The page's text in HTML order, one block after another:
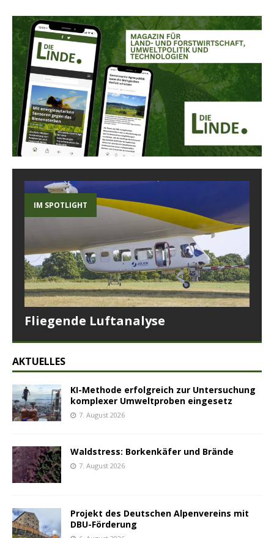
IM SPOTLIGHT
Fliegende Luftanalyse
AKTUELLES
KI-Methode erfolgreich zur Untersuchung
komplexer Umweltproben eingesetz
7. August 2026
Waldstress: Borkenkäfer und Brände
7. August 2026
Projekt des Deutschen Alpenvereins mit
DBU-Förderung